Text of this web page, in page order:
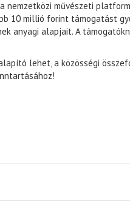
művészeti
10 millió forint támogatást
anyagi alapjait. A
lehet, a közösségi